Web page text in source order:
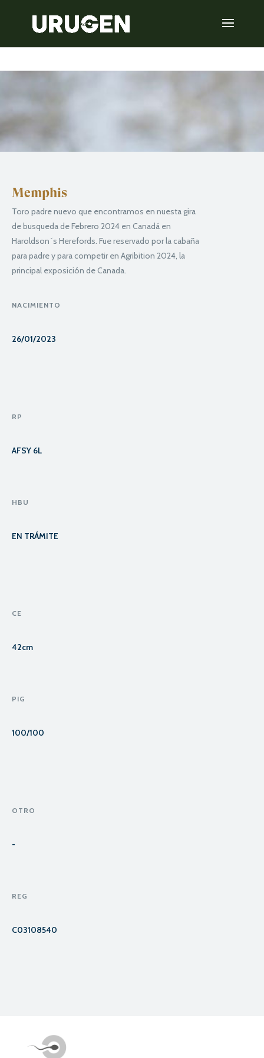
Memphis
Toro padre nuevo que encontramos en nuesta gira
de busqueda de Febrero 2024 en Canadá en
Haroldson´s Herefords. Fue reservado por la cabaña
para padre y para competir en Agribition 2024, la
principal exposición de Canada.
NACIMIENTO
26/01/2023
RP
AFSY 6L
HBU
EN TRÁMITE
CE
42cm
PIG
100/100
OTRO
-
REG
C03108540